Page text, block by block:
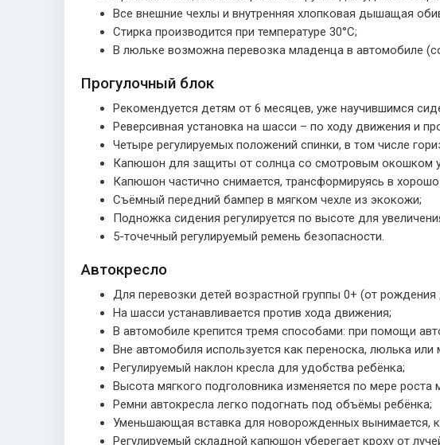
Все внешние чехлы и внутренняя хлопковая дышащая
Стирка производится при температуре 30°С;
В люльке возможна перевозка младенца в автомобиле
Прогулочный блок
Рекомендуется детям от 6 месяцев, уже научившимся
Реверсивная установка на шасси – по ходу движения и
Четыре регулируемых положений спинки, в том числе
Капюшон для защиты от солнца со смотровым окошком
Капюшон частично снимается, трансформируясь в
Съёмный передний бампер в мягком чехле из экокожи;
Подножка сидения регулируется по высоте для
5-точечный регулируемый ремень безопасности.
Автокресло
Для перевозки детей возрастной группы 0+ (от
На шасси устанавливается против хода движения;
В автомобиле крепится тремя способами: при помощи
Вне автомобиля используется как переноска, люлька или
Регулируемый наклон кресла для удобства ребёнка;
Высота мягкого подголовника изменяется по мере роста
Ремни автокресла легко подогнать под объёмы ребёнка;
Уменьшающая вставка для новорожденных вынимается,
Регулируемый складной капюшон уберегает кроху от